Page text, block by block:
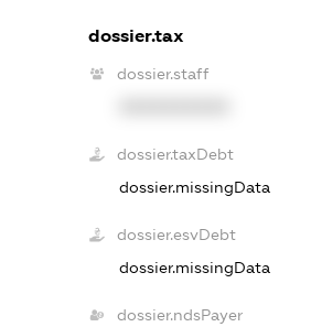
dossier.tax
dossier.staff
dossier.taxDebt
dossier.missingData
dossier.esvDebt
dossier.missingData
dossier.ndsPayer